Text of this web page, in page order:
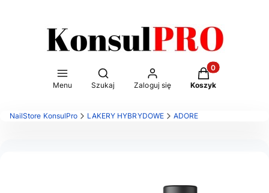
Menu
Otwórz wyszukiwarkę
Szukaj Zaloguj się
Produkty w
Koszyk
NailStore KonsulPro LAKERY HYBRYDOWE ADORE